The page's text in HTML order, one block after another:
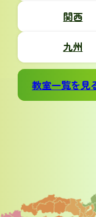
関西
九州
教室一覧を見